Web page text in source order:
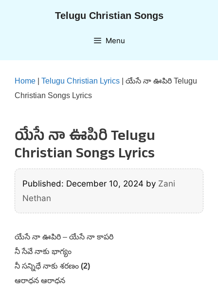
Telugu Christian Songs
Menu
Home Telugu Christian Lyrics
యేసే నా ఊపిరి Telugu
Christian Songs Lyrics
యేసే నా ఊపిరి Telugu
Christian Songs Lyrics
Published: December 10, 2024 by Zani
Nethan
యేసే నా ఊపిరి – యేసే నా కాపరి
నీ సేవే నాకు భాగ్యం
నీ సన్నిధే నాకు శరణం (2)
ఆరాధన ఆరాధన